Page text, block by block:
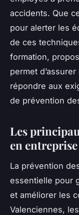
accidents. Que
pour alerter les
de ces
formation,
permet
répondre aux
de prévention
Les
en entreprise
La prévention
essentielle pour
et améliorer les
Valenciennes,